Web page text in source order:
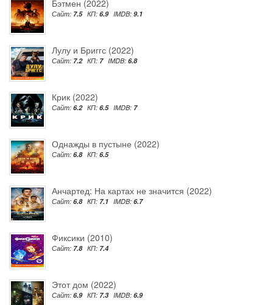
Бэтмен (2022)
Сайт: 7.5 КП: 6.9 IMDB: 9.1
Лулу и Бриггс (2022)
Сайт: 7.2 КП: 7 IMDB: 6.8
Крик (2022)
Сайт: 6.2 КП: 6.5 IMDB: 7
Однажды в пустыне (2022)
Сайт: 6.8 КП: 6.5
Анчартед: На картах не значится (2022)
Сайт: 6.8 КП: 7.1 IMDB: 6.7
Фиксики (2010)
Сайт: 7.8 КП: 7.4
Этот дом (2022)
Сайт: 6.9 КП: 7.3 IMDB: 6.9